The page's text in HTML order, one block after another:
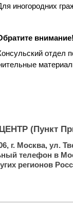
иногородних
внимание!
отдел
(Пункт
г. Москва, ул.
телефон в
регионов